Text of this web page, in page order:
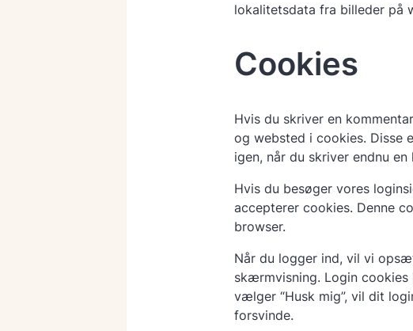
lokalitetsdata fra billeder på
Cookies
Hvis du skriver en
og websted i cookies. Disse
igen, når du skriver endnu
Hvis du besøger vores
accepterer cookies. Denne
browser.
Når du logger ind, vil vi
skærmvisning. Login
vælger “Husk mig”, vil dit
forsvinde.